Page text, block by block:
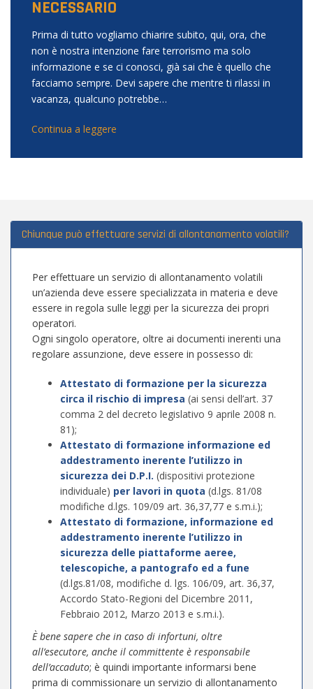
NECESSARIO
Prima di tutto vogliamo chiarire subito, qui, ora, che
non è nostra intenzione fare terrorismo ma solo
informazione e se ci conosci, già sai che è quello che
facciamo sempre. Devi sapere che mentre ti rilassi in
vacanza, qualcuno potrebbe…
Continua a leggere
Chiunque può effettuare servizi di allontanamento volatili?
Per effettuare un servizio di allontanamento volatili
un’azienda deve essere specializzata in materia e deve
essere in regola sulle leggi per la sicurezza dei propri
operatori.
Ogni singolo operatore, oltre ai documenti inerenti una
regolare assunzione, deve essere in possesso di:
Attestato di formazione per la sicurezza
circa il rischio di impresa (ai sensi dell’art. 37
comma 2 del decreto legislativo 9 aprile 2008 n.
81);
Attestato di formazione informazione ed
addestramento inerente l’utilizzo in
sicurezza dei D.P.I. (dispositivi protezione
individuale) per lavori in quota (d.lgs. 81/08
modifiche d.lgs. 109/09 art. 36,37,77 e s.m.i.);
Attestato di formazione, informazione ed
addestramento inerente l’utilizzo in
sicurezza delle piattaforme aeree,
telescopiche, a pantografo ed a fune
(d.lgs.81/08, modifiche d. lgs. 106/09, art. 36,37,
Accordo Stato-Regioni del Dicembre 2011,
Febbraio 2012, Marzo 2013 e s.m.i.).
È bene sapere che in caso di infortuni, oltre
all’esecutore, anche il committente è responsabile
dell’accaduto; è quindi importante informarsi bene
prima di commissionare un servizio di allontanamento